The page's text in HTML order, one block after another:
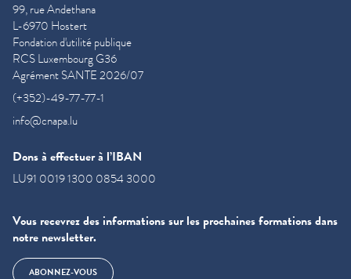
99, rue Andethana
L-6970 Hostert
Fondation d'utilité publique
RCS Luxembourg G36
Agrément SANTE 2026/07
(+352)-49-77-77-1
info@cnapa.lu
Dons à effectuer à l’IBAN
LU91 0019 1300 0854 3000
Vous recevrez des informations sur les prochaines formations dans
notre newsletter.
ABONNEZ-VOUS